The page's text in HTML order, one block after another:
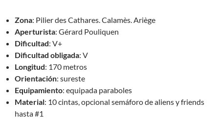
Zona: Pilier des Cathares. Calamès. Ariège
Aperturista: Gérard Pouliquen
Dificultad: V+
Dificultad obligada: V
Longitud: 170 metros
Orientación: sureste
Equipamiento: equipada paraboles
Material: 10 cintas, opcional semáforo de aliens y friends
hasta #1